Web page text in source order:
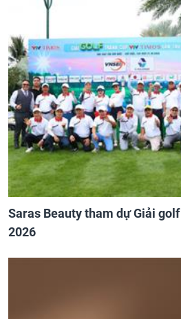
Saras Beauty tham dự Giải
2026